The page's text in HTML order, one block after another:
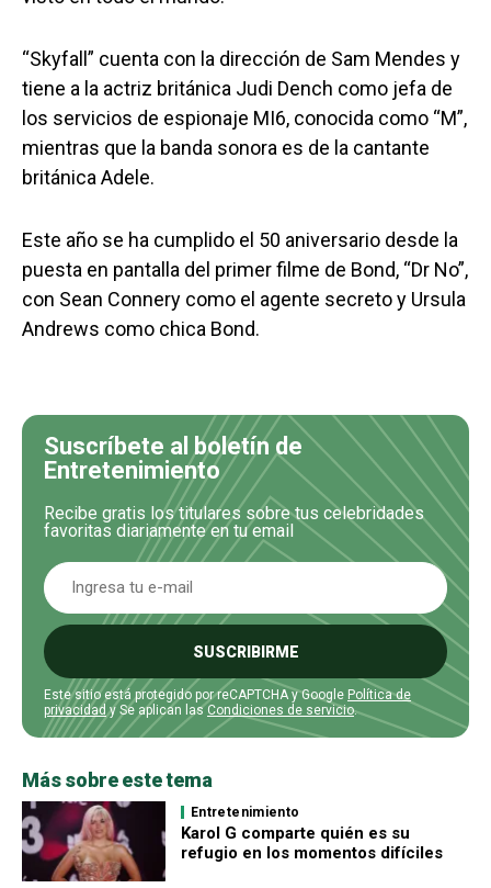
“Skyfall” cuenta con la dirección de Sam Mendes y
tiene a la actriz británica Judi Dench como jefa de
los servicios de espionaje MI6, conocida como “M”,
mientras que la banda sonora es de la cantante
británica Adele.
Este año se ha cumplido el 50 aniversario desde la
puesta en pantalla del primer filme de Bond, “Dr No”,
con Sean Connery como el agente secreto y Ursula
Andrews como chica Bond.
Suscríbete al boletín de
Entretenimiento
Recibe gratis los titulares sobre tus celebridades
favoritas diariamente en tu email
SUSCRIBIRME
Este sitio está protegido por reCAPTCHA y Google Política de
privacidad y Se aplican lasCondiciones de servicio.
Más sobre este tema
Entretenimiento
Karol G comparte quién es su
refugio en los momentos difíciles